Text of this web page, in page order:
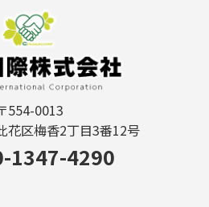
554-0013
花区梅香2丁目3番12号
1347-4290